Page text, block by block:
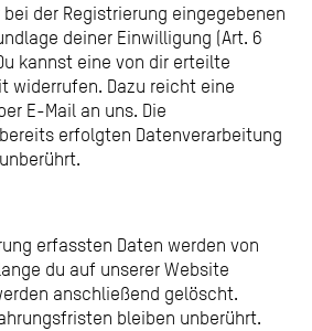
der Registrierung eingegebenen
deiner Einwilligung (Art. 6
kannst eine von dir erteilte
widerrufen. Dazu reicht eine
E-Mail an uns. Die
erfolgten Datenverarbeitung
erfassten Daten werden von
du auf unserer Website
anschließend gelöscht.
bleiben unberührt.